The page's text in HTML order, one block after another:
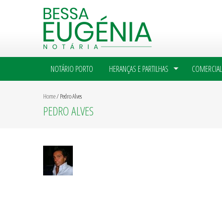
NOTÁRIO PORTO HERANÇAS E PARTILHAS COMERCIAL
Home/ Pedro Alves
PEDRO ALVES